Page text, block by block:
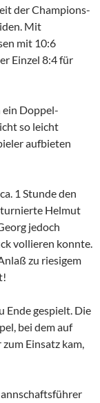
der Champions-
Mit
mit 10:6
Einzel 8:4 für
ein Doppel-
so leicht
aufbieten
1 Stunde den
Helmut
jedoch
vollieren konnte.
zu riesigem
Ende gespielt. Die
bei dem auf
Einsatz kam,